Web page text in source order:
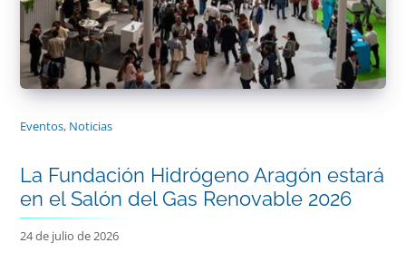
Eventos, Noticias
La Fundación Hidrógeno Aragón estará
en el Salón del Gas Renovable 2026
24 de julio de 2026